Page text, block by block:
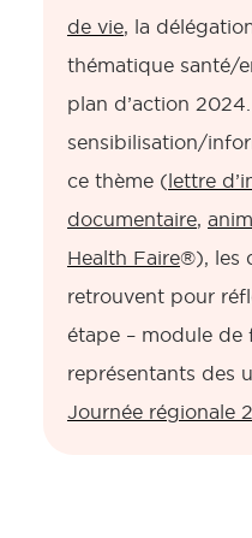
de vie, la
thématique santé/
plan d’action
sensibilisation/
ce thème (lettre
documentaire,
Health Faire®), les
retrouvent pour
étape – module
représentants des
Journée régionale